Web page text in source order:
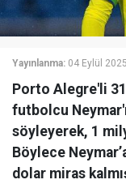
Yayınlanma: 04 Eylül
Porto Alegre'li
futbolcu
söyleyerek, 1
Böylece
dolar miras